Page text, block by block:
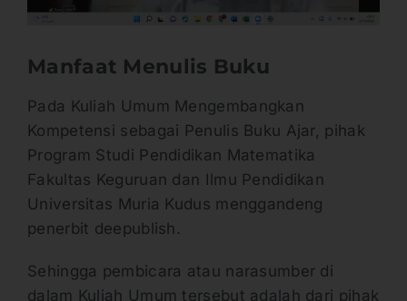
Manfaat Menulis Buku
Pada Kuliah Umum Mengembangkan
Kompetensi sebagai Penulis Buku Ajar, pihak
Program Studi Pendidikan Matematika
Fakultas Keguruan dan Ilmu Pendidikan
Universitas Muria Kudus menggandeng
penerbit deepublish.
Sehingga pembicara atau narasumber di
dalam Kuliah Umum tersebut adalah dari pihak